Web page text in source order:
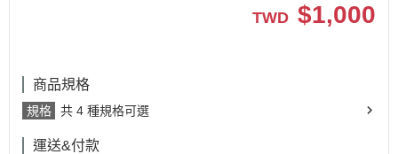
TWD $1,000
商品規格
規格 共 4 種規格可選
運送&付款